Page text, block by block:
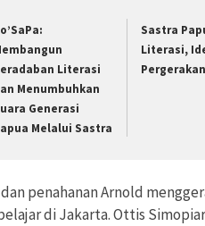
Literasi
Menumbuhkan
Generasi
Melalui Sastra
Sastra
Literasi,
penahanan Arnold
di Jakarta. Ottis